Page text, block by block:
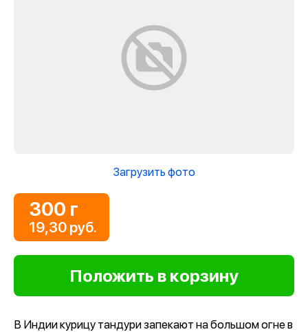
Загрузить фото
300 г
19,30 руб.
В Индии курицу тандури запекают на большом огне в